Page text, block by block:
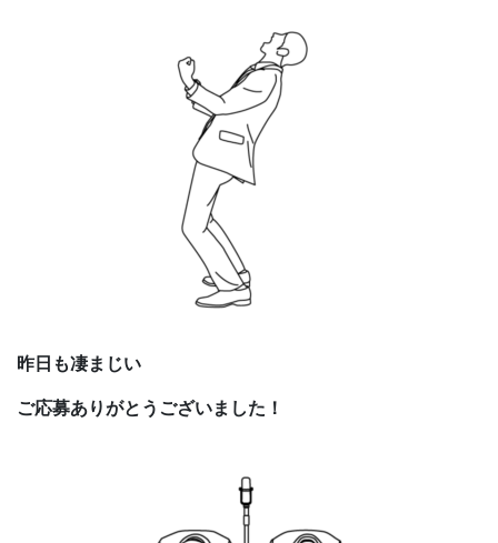
昨日も凄まじい
ご応募ありがとうございました！